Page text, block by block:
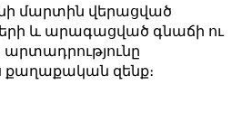
մարտին վերացված
և արագացված գնաճի ու
քաղաքական զենք։